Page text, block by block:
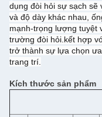
dụng đòi hỏi sự sạch sẽ
và độ dày khác nhau,
mạnh-trọng lượng tuyệt
trường đòi hỏi.kết hợp
trở thành sự lựa chọn
trang trí.
️Kích thước sản phẩm